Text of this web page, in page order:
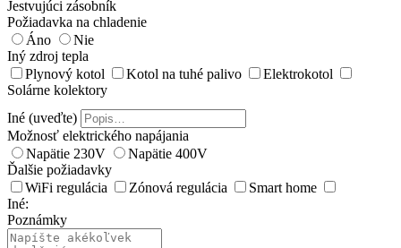
Jestvujúci zásobník
Požiadavka na chladenie
Áno
Nie
Iný zdroj tepla
Plynový kotol
Kotol na tuhé palivo
Elektrokotol
Solárne kolektory
Iné (uveďte)
Možnosť elektrického napájania
Napätie 230V
Napätie 400V
Ďalšie požiadavky
WiFi regulácia
Zónová regulácia
Smart home
Iné:
Poznámky